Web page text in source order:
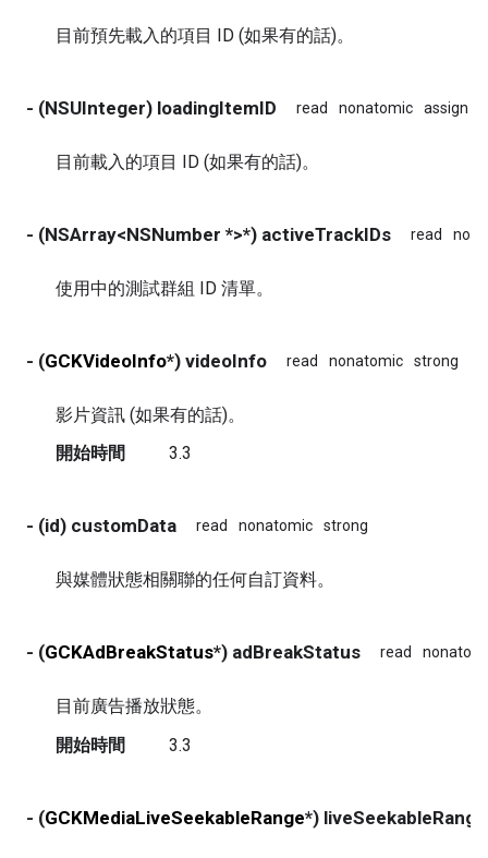
目前預先載入的項目 ID (如果有的話)。
- (NSUInteger) loadingItemID read nonatomic assign
目前載入的項目 ID (如果有的話)。
- (NSArray<NSNumber *>*) activeTrackIDs read
使用中的測試群組 ID 清單。
- (GCKVideoInfo*) videoInfo read nonatomic strong
影片資訊 (如果有的話)。
開始時間
3.3
- (id) customData read nonatomic strong
與媒體狀態相關聯的任何自訂資料。
- (GCKAdBreakStatus*) adBreakStatus read
目前廣告播放狀態。
開始時間
3.3
- (GCKMediaLiveSeekableRange*) liveSeekableRange